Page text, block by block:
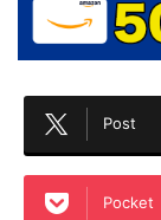
Post
Pocket